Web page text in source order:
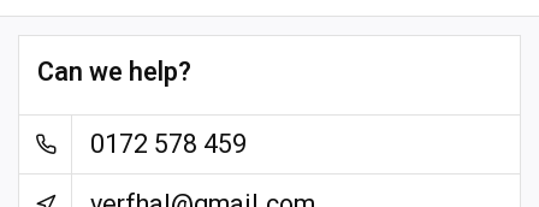
Can we help?
0172 578 459